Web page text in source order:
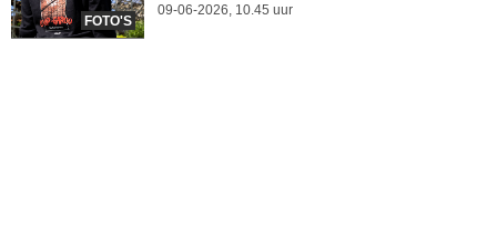
FOTO'S
09-06-2026, 10.45 uur